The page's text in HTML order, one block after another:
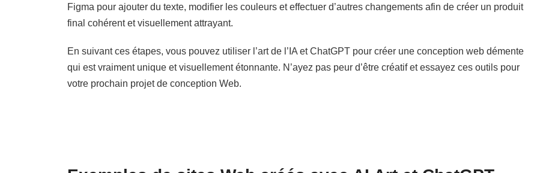
Figma pour ajouter du texte, modifier les couleurs et effectuer d’autres changements afin de créer un produit
final cohérent et visuellement attrayant.
En suivant ces étapes, vous pouvez utiliser l’art de l’IA et ChatGPT pour créer une conception web démente
qui est vraiment unique et visuellement étonnante. N’ayez pas peur d’être créatif et essayez ces outils pour
votre prochain projet de conception Web.